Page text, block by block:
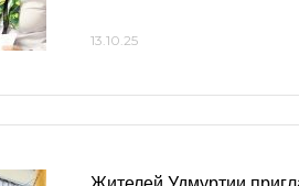
13.10.25